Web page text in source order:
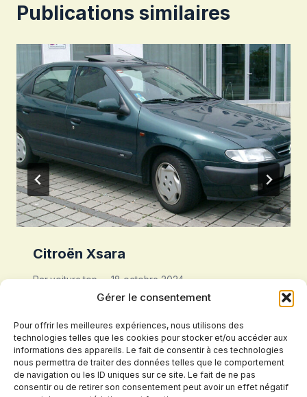
Gérer le consentement
Pour offrir les meilleures expériences, nous utilisons des
technologies telles que les cookies pour stocker et/ou accéder aux
informations des appareils. Le fait de consentir à ces technologies
nous permettra de traiter des données telles que le comportement
de navigation ou les ID uniques sur ce site. Le fait de ne pas
consentir ou de retirer son consentement peut avoir un effet négatif
Publications similaires
Citroën Xsara
Parvoiture.top 18 octobre 2024